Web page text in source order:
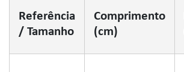
Referência
/ Tamanho
Comprimento
(cm)